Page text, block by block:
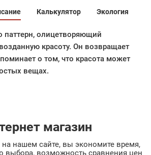
Калькулятор Экология
паттерн, олицетворяющий
красоту. Он возвращает
о том, что красота может
вещах.
магазин
нашем сайте, вы экономите время,
выбора, возможность сравнения цен